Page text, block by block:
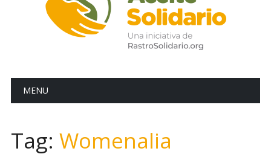
Main menu
MENU
Tag: Womenalia